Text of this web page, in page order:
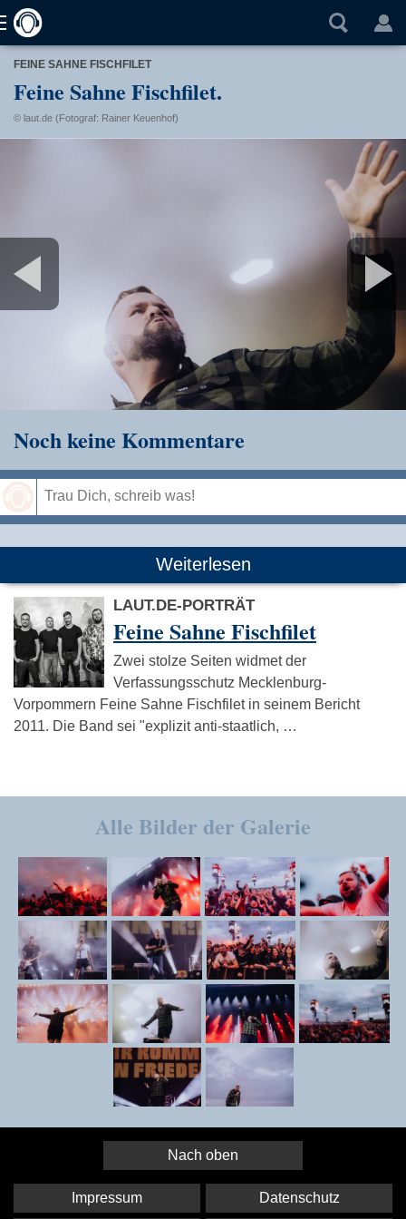
FEINE SAHNE FISCHFILET
Feine Sahne Fischfilet.
© laut.de (Fotograf: Rainer Keuenhof)
Noch keine Kommentare
Weiterlesen
LAUT.DE-PORTRÄT
Feine Sahne Fischfilet
Zwei stolze Seiten widmet der
Verfassungsschutz Mecklenburg-
Vorpommern Feine Sahne Fischfilet in seinem Bericht
2011. Die Band sei "explizit anti-staatlich, …
Alle Bilder der Galerie
Nach oben
Impressum Datenschutz